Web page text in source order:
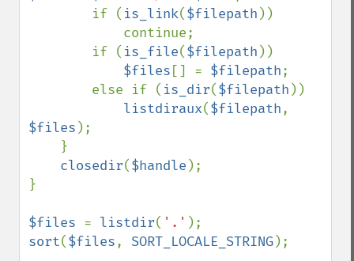
        if (
is_link($filepath ))
        if (
is_file($filepath ))
$files [] = $filepath;
        else if (
is_dir($filepath ))
listdiraux($filepath
$files );
closedir($handle );
}
$files = listdir( '.'
sort($files, SORT_LOCALE_STRING);